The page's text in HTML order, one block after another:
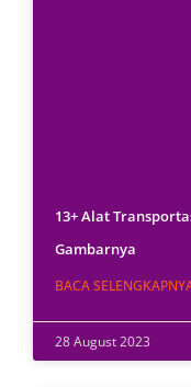
13+ Alat
Gambarnya
BACA
28 August 2023